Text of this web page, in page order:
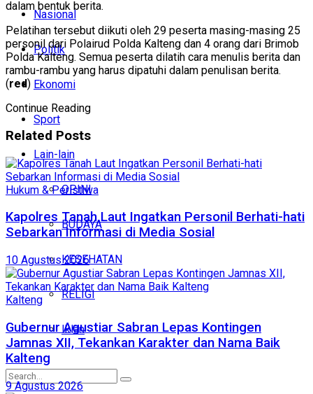
Nasional
Politik
Ekonomi
Sport
Lain-lain
OPINI
BUDAYA
KESEHATAN
RELIGI
Iklan
dalam bentuk berita.
Pelatihan tersebut diikuti oleh 29 peserta masing-masing 25
personil dari Polairud Polda Kalteng dan 4 orang dari Brimob
Polda Kalteng. Semua peserta dilatih cara menulis berita dan
rambu-rambu yang harus dipatuhi dalam penulisan berita.
(red)
Continue Reading
Related Posts
Hukum & Peristiwa
Kapolres Tanah Laut Ingatkan Personil Berhati-hati
Sebarkan Informasi di Media Sosial
10 Agustus 2026
Kalteng
Gubernur Agustiar Sabran Lepas Kontingen
Jamnas XII, Tekankan Karakter dan Nama Baik
Kalteng
9 Agustus 2026